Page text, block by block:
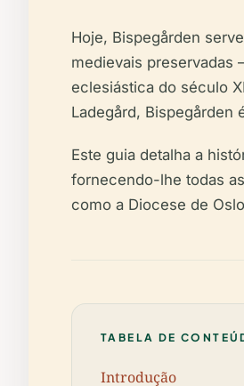
Hoje, Bispegården
medievais preservadas
eclesiástica do século
Ladegård, Bispegården
Este guia detalha a
fornecendo-lhe todas
como a Diocese de
TABELA DE
Introdução